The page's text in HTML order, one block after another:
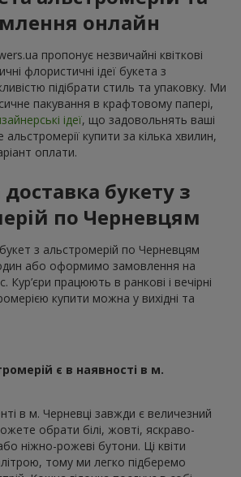
онлайн
пропонує незвичайні квіткові
флористичні ідеї букета з
підібрати стиль та упаковку. Ми
пакування в крафтовому папері,
ідеї, що задовольнять ваші
купити за кілька хвилин,
оплати.
букету з
по Черневцям
з альстромерій по Черневцям
або оформимо замовлення на
Кур’єри працюють в ранкові і вечірні
купити можна у вихідні та
є в наявності в м.
в м. Черневці завжди є величезний
обрати білі, жовті, яскраво-
ніжно-рожеві бутони. Ці квіти
тому ми легко підберемо